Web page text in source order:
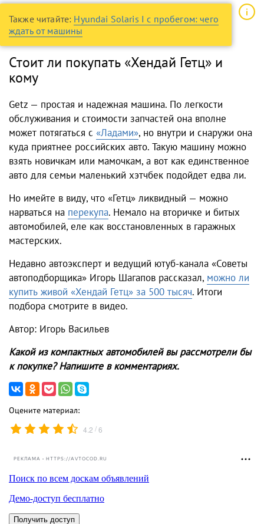
Также читайте: Hyundai Solaris I с пробегом: чего
ждать от машины
Стоит ли покупать «Хендай Гетц» и
кому
Getz — простая и надежная машина. По легкости
обслуживания и стоимости запчастей она вполне
может потягаться с «Ладами», но внутри и снаружи она
куда приятнее российских авто. Такую машину можно
взять новичкам или мамочкам, а вот как единственное
авто для семьи маленький хэтчбек подойдет едва ли.
Но имейте в виду, что «Гетц» ликвидный — можно
нарваться на перекупа. Немало на вторичке и битых
автомобилей, еле как восстановленных в гаражных
мастерских.
Недавно автоэксперт и ведущий ютуб-канала «Советы
автоподборщика» Игорь Шагапов рассказал, можно ли
купить живой «Хендай Гетц» за 500 тысяч. Итоги
подбора смотрите в видео.
Автор: Игорь Васильев
Какой из компактных автомобилей вы рассмотрели бы
к покупке? Напишите в комментариях.
Оцените материал:
4.2 /6
РЕКЛАМА • HTTPS://AVTOCOD.RU